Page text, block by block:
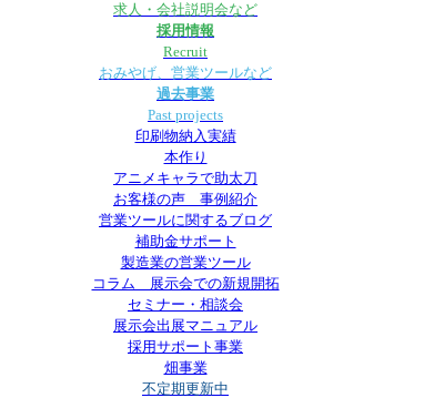
求人・会社説明会など
採用情報
Recruit
おみやげ、営業ツールなど
過去事業
Past projects
印刷物納入実績
本作り
アニメキャラで助太刀
お客様の声 事例紹介
営業ツールに関するブログ
補助金サポート
製造業の営業ツール
コラム 展示会での新規開拓
セミナー・相談会
展示会出展マニュアル
採用サポート事業
畑事業
不定期更新中